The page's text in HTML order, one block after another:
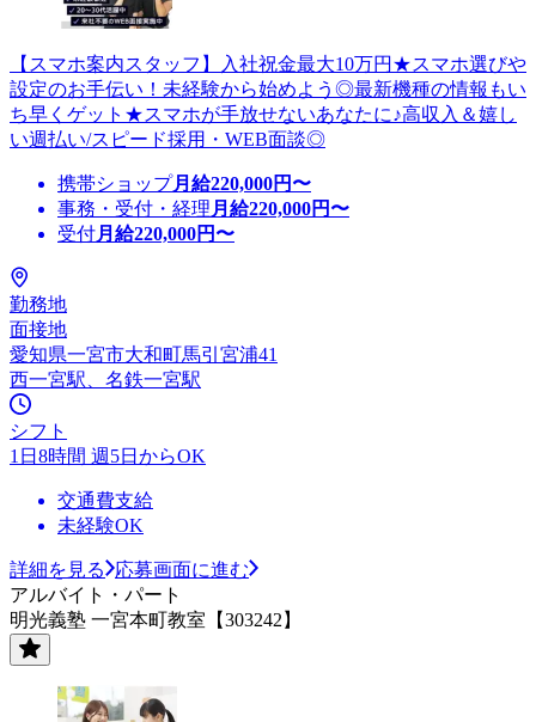
【スマホ案内スタッフ】入社祝金最大10万円★スマホ選びや
設定のお手伝い！未経験から始めよう◎最新機種の情報もい
ち早くゲット★スマホが手放せないあなたに♪高収入＆嬉し
い週払い/スピード採用・WEB面談◎
携帯ショップ月給220,000円〜
事務・受付・経理 月給220,000円〜
受付月給220,000円〜
勤務地
面接地
愛知県一宮市大和町馬引宮浦41
西一宮駅、名鉄一宮駅
シフト
1日8時間 週5日からOK
交通費支給
未経験OK
詳細を見る
応募画面に進む
アルバイト・パート
明光義塾 一宮本町教室【303242】